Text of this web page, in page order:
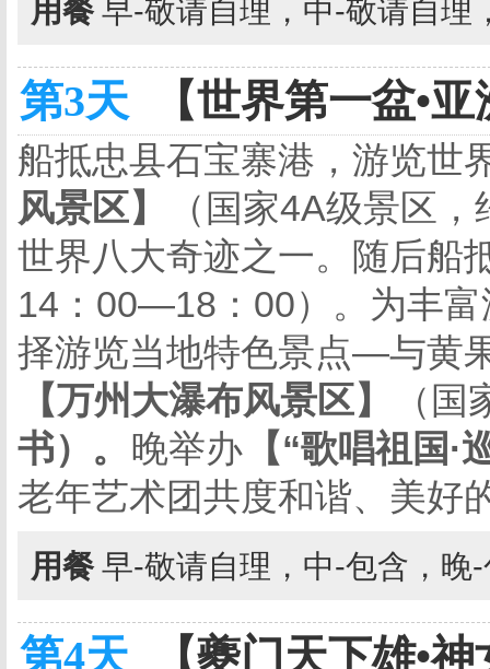
用餐 早-敬请自理，中-敬请自理
第3天 【世界第一盆•
船抵忠县石宝寨港，游览世
风景区】
（国家4A级景区，
世界八大奇迹之一。随后船
14 ： 00—18 ： 00）。为丰
择游览当地特色景点—与黄
【万州大瀑布风景区】
（国
书）。 晚举办 【“歌唱祖国
老年艺术团共度和谐、美好
用餐 早-敬请自理，中-包含，晚
第4天 【夔门天下雄•